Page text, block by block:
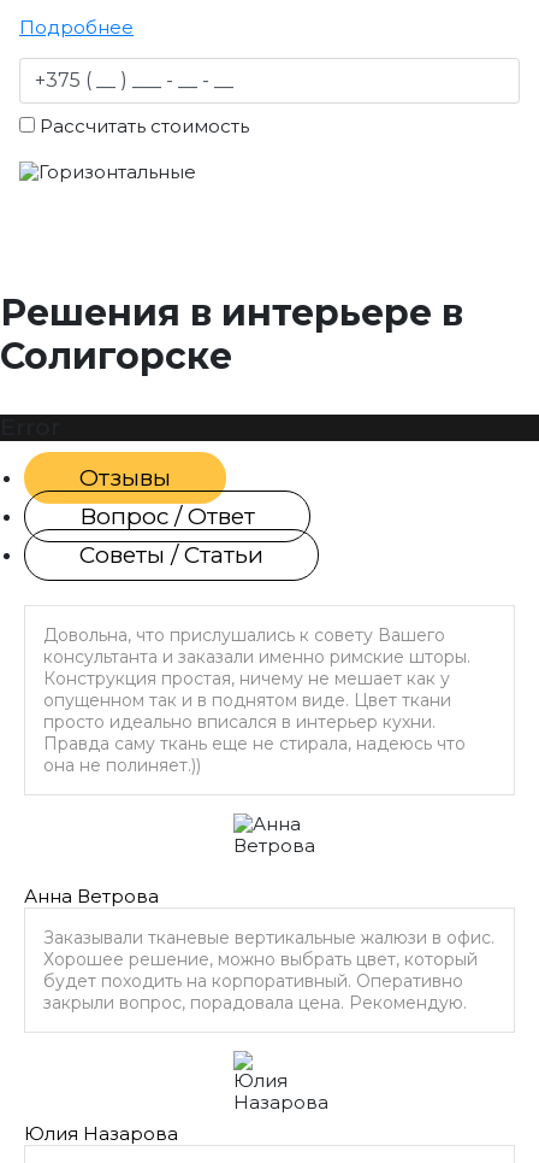
Подробнее
Рассчитать стоимость
Решения в интерьере в
Солигорске
Отзывы
Вопрос / Ответ
Советы / Статьи
Довольна, что прислушались к совету Вашего
консультанта и заказали именно римские шторы.
Конструкция простая, ничему не мешает как у
опущенном так и в поднятом виде. Цвет ткани
просто идеально вписался в интерьер кухни.
Правда саму ткань еще не стирала, надеюсь что
она не полиняет.))
Анна Ветрова
Заказывали тканевые вертикальные жалюзи в офис.
Хорошее решение, можно выбрать цвет, который
будет походить на корпоративный. Оперативно
закрыли вопрос, порадовала цена. Рекомендую.
Юлия Назарова